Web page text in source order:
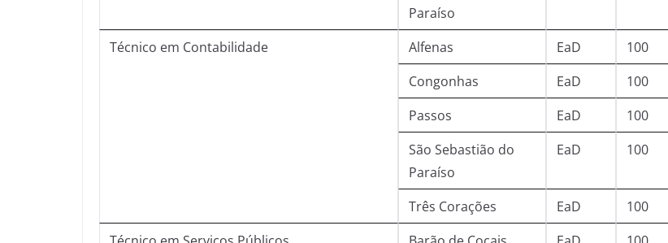
Paraíso
Técnico em Contabilidade Alfenas EaD
100
Congonhas
EaD
100
Passos
EaD
100
São Sebastião do
Paraíso
EaD 100
Três Corações EaD
100